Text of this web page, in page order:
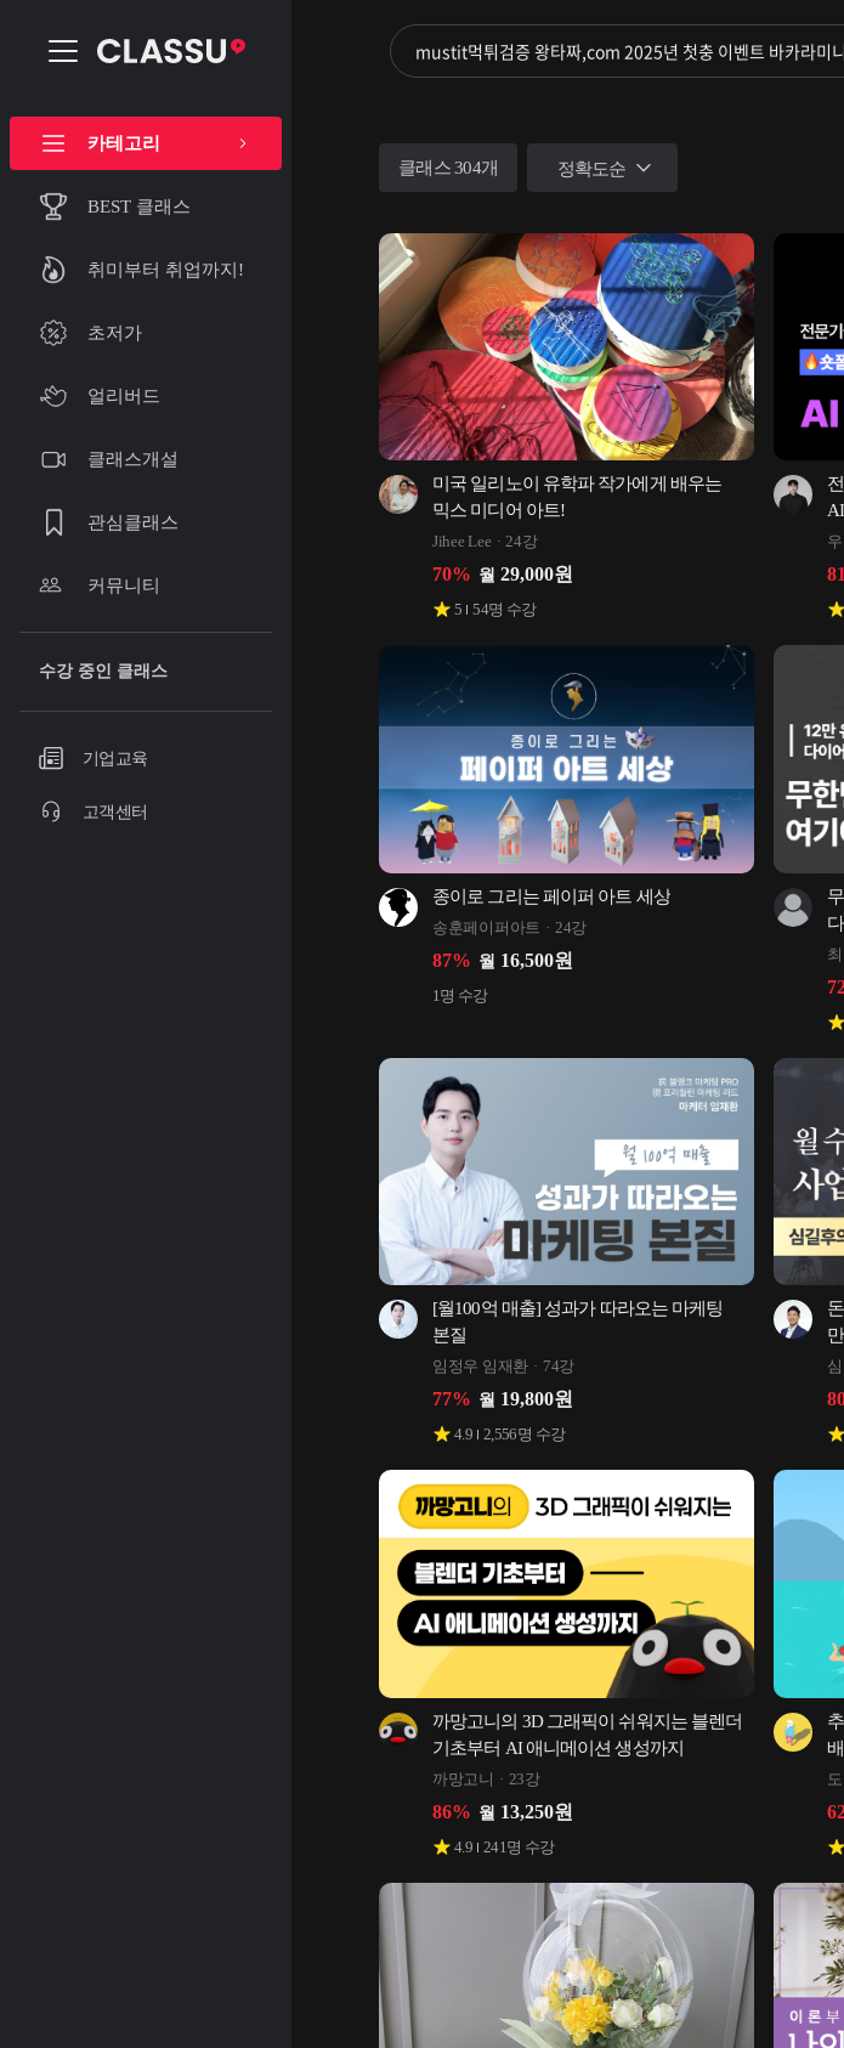
카테고리
BEST 클래스
취미부터 취업까지!
초저가
얼리버드
클래스개설
관심클래스
커뮤니티
수강 중인 클래스
기업교육
고객센터
클래스 304개 정확도순
미국 일리노이 유학파 작가에게 배우는
믹스 미디어 아트!
Jihee Lee 24강
70% 월 29,000원
5 54명 수강
종이로 그리는 페이퍼 아트 세상
송훈페이퍼아트 24강
87% 월 16,500원
1 명 수강
[월100억 매출] 성과가 따라오는 마케팅
본질
임정우 임재환 74강
77% 월 19,800원
4.9 2,556명 수강
까망고니의 3D 그래픽이 쉬워지는 블렌더
기초부터 AI 애니메이션 생성까지
까망고니 23강
86% 월 13,250원
4.9 241 명 수강